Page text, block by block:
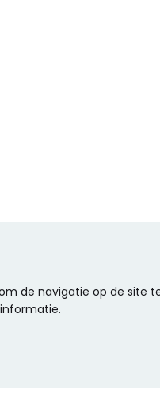
de navigatie op de site